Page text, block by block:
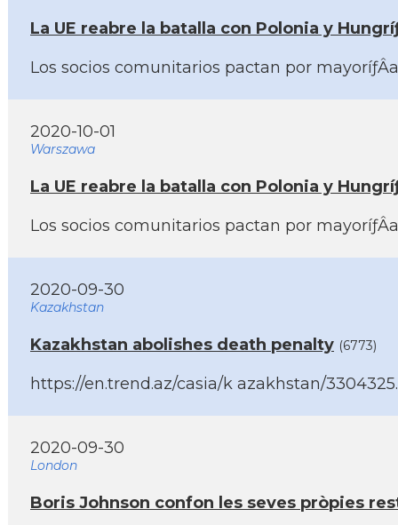
La UE reabre la batalla con Polonia y
Los socios comunitarios pactan por
2020-10-01
Warszawa
La UE reabre la batalla con Polonia y
Los socios comunitarios pactan por
2020-09-30
Kazakhstan
Kazakhstan abolishes death penalty (6773)
https://en.trend.az/casia/k azakhstan/
2020-09-30
London
Boris Johnson confon les seves pròpies